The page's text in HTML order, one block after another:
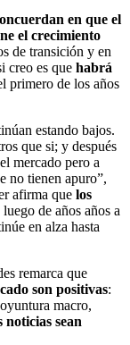
en que el
el crecimiento
de transición y en
creo es que habrá
primero de los años
estando bajos.
que si; y después
mercado pero a
no tienen apuro”,
afirma que los
luego de años años a
en alza hasta
remarca que
son positivas:
macro,
noticias sean